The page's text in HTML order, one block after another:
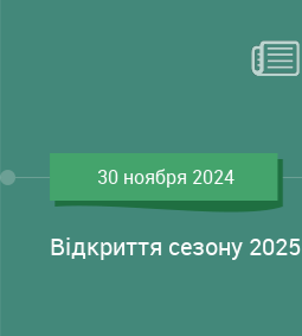
30 ноября 2024
Відкриття сезону 2025